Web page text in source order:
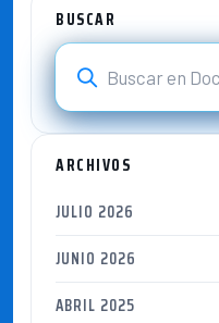
BUSCAR
ARCHIVOS
JULIO 2026
JUNIO 2026
ABRIL 2025